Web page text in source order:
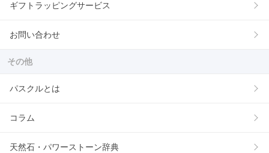
ギフトラッピングサービス
お問い合わせ
その他
パスクルとは
コラム
天然石・パワーストーン辞典